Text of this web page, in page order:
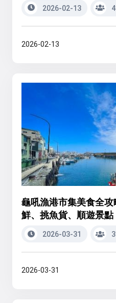
2026-02-13
2026-02-13
龜吼漁港市集美食全
鮮、挑魚貨、順遊景點
2026-03-31
2026-03-31